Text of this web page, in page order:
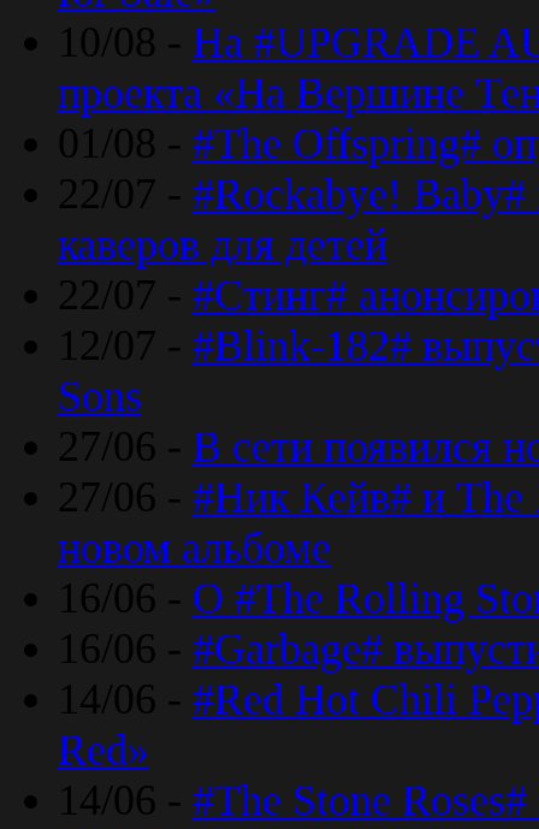
10/08 - На #UPGRADE
проекта «На Вершине
01/08 - #The Offspring#
22/07 - #Rockabye!
каверов для детей
22/07 - #Стинг#
12/07 - #Blink-182#
Sons
27/06 - В сети появился
27/06 - #Ник Кейв# и The
новом альбоме
16/06 - О #The Rolling
16/06 - #Garbage#
14/06 - #Red Hot Chili
Red»
14/06 - #The Stone